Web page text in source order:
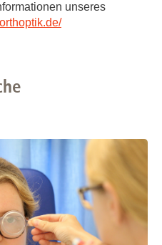
unseres